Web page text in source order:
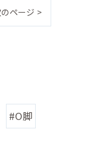
ページ >
#O脚